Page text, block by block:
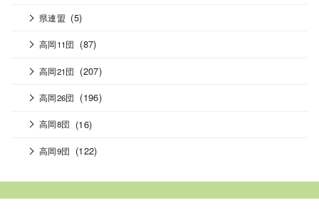
県連盟 (5)
高岡11団 (87)
高岡21団 (207)
高岡26団 (196)
高岡8団 (16)
高岡9団 (122)